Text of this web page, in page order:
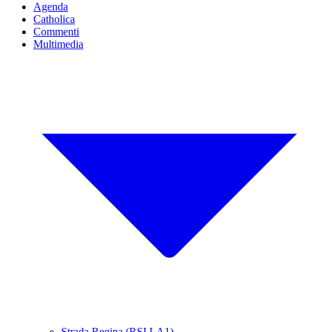
Agenda
Catholica
Commenti
Multimedia